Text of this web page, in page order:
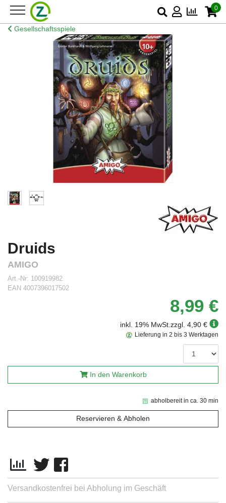
0
Gesellschaftsspiele
Druids
AMIGO
Art.-Nr: 100919982
EAN 4007396017502
8,99 €
inkl. 19% MwSt.zzgl. 4,90 €
abholbereit in ca. 30 min
Reservieren & Abholen
Lieferung in 2 bis 3 Werktagen
In den Warenkorb
Versandkostenfrei bei Abholung im Geschäft